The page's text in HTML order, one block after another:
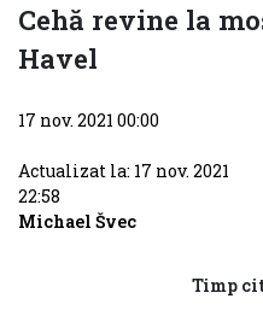
Cehă revine la
Havel
17 nov. 2021 00:00
Actualizat la: 17 nov. 2021
22:58
Michael Švec
Timp